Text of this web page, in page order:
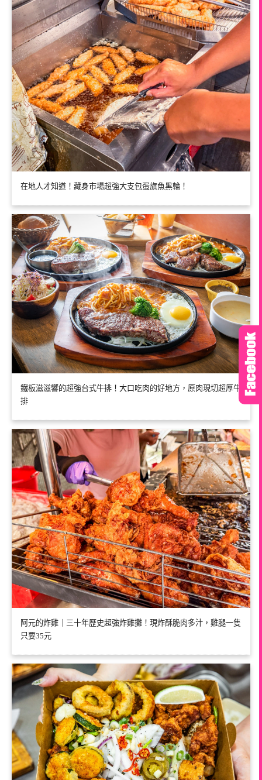
在地人才知道！藏身市場超強大支包蛋旗魚黑輪！
鐵板滋滋響的超強台式牛排！大口吃肉的好地方，原肉現切超厚牛
排
阿元的炸雞｜三十年歷史超強炸雞攤！現炸酥脆肉多汁，雞腿一隻
只要35元